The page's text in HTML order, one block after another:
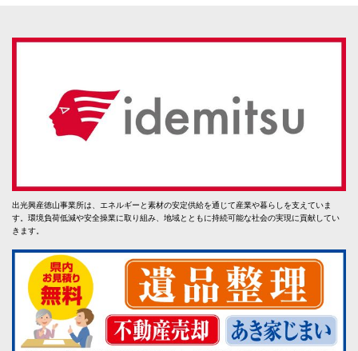
出光興産徳山事業所は、エネルギーと素材の安定供給を通じて産業や暮らしを支えていま
す。環境負荷低減や安全操業に取り組み、地域とともに持続可能な社会の実現に貢献してい
きます。